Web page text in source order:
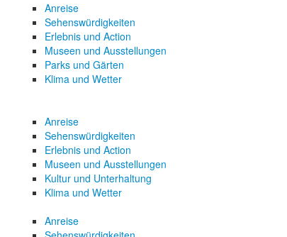
Anreise
Sehenswürdigkeiten
Erlebnis und Action
Museen und Ausstellungen
Parks und Gärten
Klima und Wetter
Anreise
Sehenswürdigkeiten
Erlebnis und Action
Museen und Ausstellungen
Kultur und Unterhaltung
Klima und Wetter
Anreise